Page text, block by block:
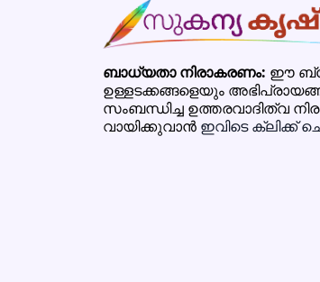
ബാധ്യതാ നിരാകരണം: ഈ
ഉള്ളടക്കങ്ങളെയും
സംബന്ധിച്ച ഉത്തരവാദിത്വ
വായിക്കുവാൻ ഇവിടെ ക്ലിക്ക്